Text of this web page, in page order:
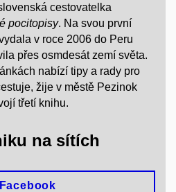
cestovatelka
pocitopisy. Na svou první
v roce 2006 do Peru
přes osmdesát zemí světa.
nabízí tipy a rady pro
žije v městě Pezinok
třetí knihu.
na sítích
Facebook